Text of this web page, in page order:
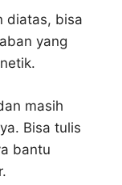
diatas, bisa
yang
masih
Bisa tulis
bantu